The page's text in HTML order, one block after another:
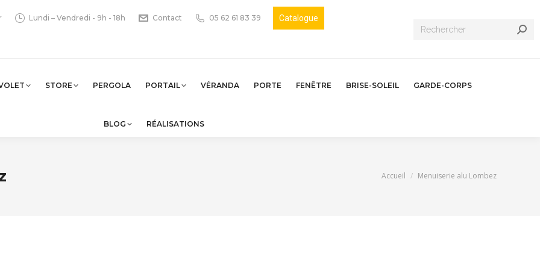
Lundi – Vendredi - 9h - 18h Contact 05 62 61 83 39 Catalogue
Recherche
STORE PERGOLA PORTAIL VÉRANDA PORTE FENÊTRE BRISE-SOLEIL GARDE-CORPS
BLOG RÉALISATIONS
Vous êtes ici :
Accueil Menuiserie alu Lombez